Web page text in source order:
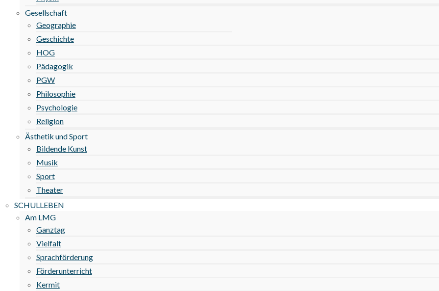
Gesellschaft
Geographie
Geschichte
HOG
Pädagogik
PGW
Philosophie
Psychologie
Religion
Ästhetik und Sport
Bildende Kunst
Musik
Sport
Theater
SCHULLEBEN
Am LMG
Ganztag
Vielfalt
Sprachförderung
Förderunterricht
Kermit